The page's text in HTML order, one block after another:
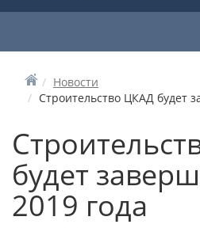
Новости
Строительство ЦКАД будет
будет
2019 года